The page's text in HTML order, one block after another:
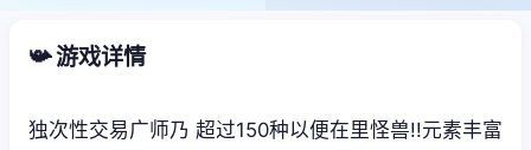
📯 游戏详情
独次性交易广师乃 超过150种以便在里怪兽!!元素丰富